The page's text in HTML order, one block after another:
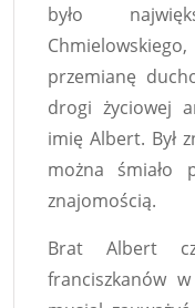
było
przemianę
drogi życiowej
imię Albert. Był
można śmiało
znajomością.
Brat Albert
franciszkanów